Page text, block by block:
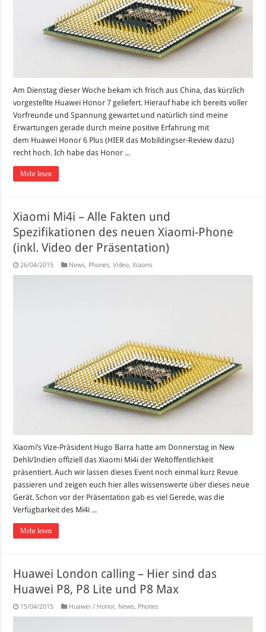
Am Dienstag dieser Woche bekam ich frisch aus China, das kürzlich
vorgestellte Huawei Honor 7 geliefert. Hierauf habe ich bereits voller
Vorfreunde und Spannung gewartet und natürlich sind meine
Erwartungen gerade durch meine positive Erfahrung mit
dem Huawei Honor 6 Plus (HIER das Mobildingser-Review dazu)
recht hoch. Ich habe das Honor ...
Mehr lesen
Xiaomi Mi4i – Alle Fakten und
Spezifikationen des neuen Xiaomi-Phone
(inkl. Video der Präsentation)
26/04/2015 News, Phones,Video,Xiaomi
Xiaomi’s Vize-Präsident Hugo Barra hatte am Donnerstag in New
Dehli/Indien offiziell das Xiaomi Mi4i der Weltöffentlichkeit
präsentiert. Auch wir lassen dieses Event noch einmal kurz Revue
passieren und zeigen euch hier alles wissenswerte über dieses neue
Gerät. Schon vor der Präsentation gab es viel Gerede, was die
Verfügbarkeit des Mi4i ...
Mehr lesen
Huawei London calling – Hier sind das
Huawei P8, P8 Lite und P8 Max
15/04/2015 Huawei / Honor, News, Phones